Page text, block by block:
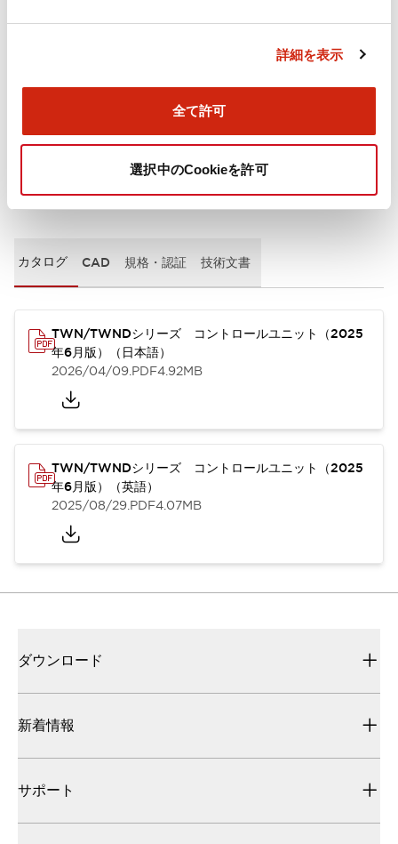
詳細を表示
全て許可
選択中のCookieを許可
ドキュメントとファイル
カタログ CAD 規格・認証 技術文書
TWN/TWNDシリーズ コントロールユニット（2025
年6月版）（日本語）
2026/04/09.PDF4.92MB
TWN/TWNDシリーズ コントロールユニット（2025
年6月版）（英語）
2025/08/29.PDF4.07MB
ダウンロード
新着情報
サポート